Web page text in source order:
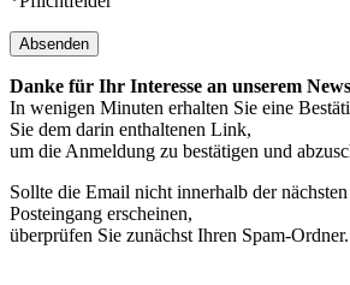
Absenden
Danke für Ihr Interesse an unserem
In wenigen Minuten erhalten Sie eine
Sie dem darin enthaltenen Link,
um die Anmeldung zu bestätigen und
Sollte die Email nicht innerhalb der
Posteingang erscheinen,
überprüfen Sie zunächst Ihren Spam-Ordner.